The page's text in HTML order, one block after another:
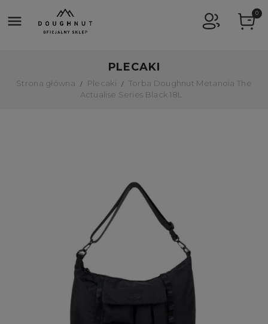
 0
PLECAKI
Strona główna Plecaki
Torba Doughnut Metanoia The
Actualise Series Black 18L